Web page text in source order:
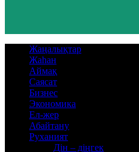
Жаңалықтар
Жаһан
Аймақ
Саясат
Бизнес
Экономика
Ел-жер
Абайтану
Руханият
Дін – діңгек